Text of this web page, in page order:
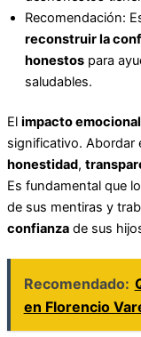
Recomendación:
reconstruir la
honestos para
saludables.
El impacto emocional
significativo. Abordar
honestidad,
Es fundamental que
de sus mentiras y
confianza de sus
Recomendado:
en Florencio